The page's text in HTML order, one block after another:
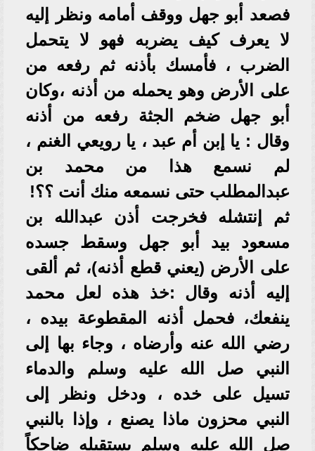
فصعد أبو جهل ووقف أمامه ونظر إليه
لا يعرف كيف يضربه فهو لا يتحمل
الضرب ، فأمسك بأذنه ثم رفعه من
على الأرض وهو يحمله من أذنه ،وكان
أبو جهل ضخم الجثة رفعه من أذنه
وقال : يا إبن أم عبد ، يا رويعي الغنم ،
لم نسمع هذا من محمد بن
عبدالمطلب حتى نسمعه منك أنت ؟؟!
ثم إنتشله فخرجت أذن عبدالله بن
مسعود بيد أبو جهل وسقط جسده
على الأرض (يعني قطع أذنه)، ثم ألقى
إليه أذنه وقال :خذ هذه لعل محمد
ينفعك، فحمل أذنه المقطوعة بيده ،
رضي الله عنه وأرضاه ، وجاء بها إلى
النبي صل الله عليه وسلم والدماء
تسيل على خده ، ودخل ونظر إلى
النبي محزون ماذا يصنع ، وإذا بالنبي
صل الله عليه وسلم يستقبله ضاحكاً